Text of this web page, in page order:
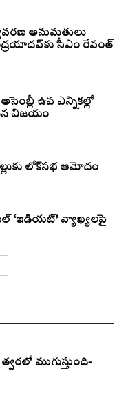
అనుమతులు
సీఎం రేవంత్‌
ఉప ఎన్నికల్లో
విజయం
లోక్‌సభ ఆమోదం
‘ఇడియట్’ వ్యాఖ్యలపై
ముగుస్తుంది-